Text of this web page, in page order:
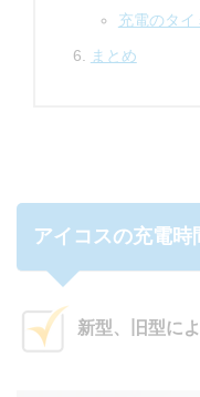
充電のタイ
まとめ
アイコスの充電
新型、旧型に